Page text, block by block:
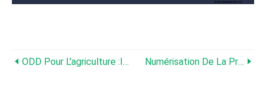
ODD Pour L'agriculture :intégrer L'égalité Des Sexes Et L'autonomisation Des Femmes Numérisation De La Production Agricole De Kharif Grâce À L'agriculture De Précision